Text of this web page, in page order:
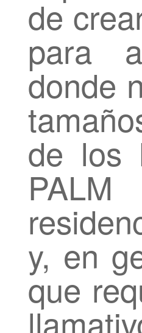
de
para
donde
de los
y, en
que